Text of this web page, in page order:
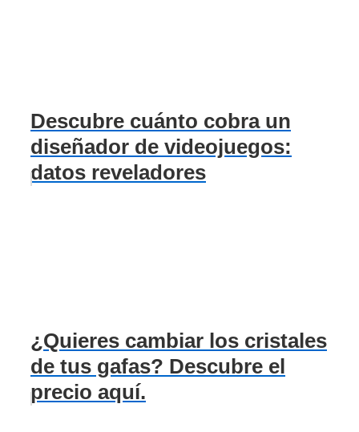
Descubre cuánto cobra un
diseñador de videojuegos:
datos reveladores
¿Quieres cambiar los cristales
de tus gafas? Descubre el
precio aquí.